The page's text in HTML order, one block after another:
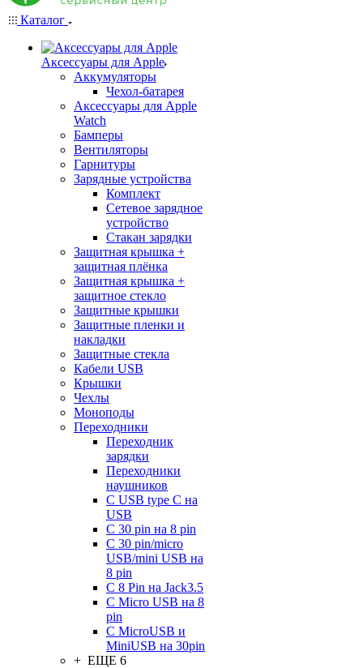
Каталог
Аксессуары для Apple
Аккумуляторы
Чехол-батарея
Аксессуары для Apple
Watch
Бамперы
Вентиляторы
Гарнитуры
Зарядные устройства
Комплект
Сетевое зарядное
устройство
Стакан зарядки
Защитная крышка +
защитная плёнка
Защитная крышка +
защитное стекло
Защитные крышки
Защитные пленки и
накладки
Защитные стекла
Кабели USB
Крышки
Чехлы
Моноподы
Переходники
Переходник
зарядки
Переходники
наушников
С USB type C на
USB
С 30 pin на 8 pin
С 30 pin/micro
USB/mini USB на
8 pin
С 8 Pin на Jack3.5
С Micro USB на 8
pin
С MicroUSB и
MiniUSB на 30pin
+ ЕЩЕ 6